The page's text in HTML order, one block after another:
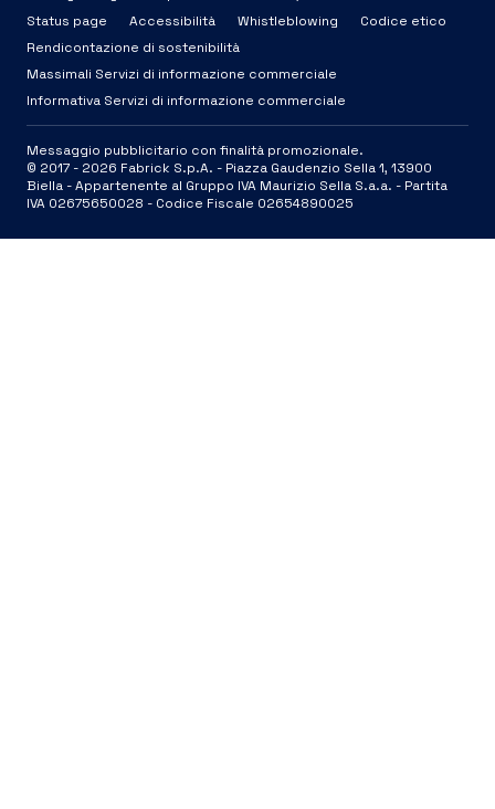
Status page
Accessibilità Whistleblowing
Codice etico
Rendicontazione di sostenibilità
Massimali Servizi di informazione commerciale
Informativa Servizi di informazione commerciale
Messaggio pubblicitario con finalità promozionale.
© 2017 - 2026 Fabrick S.p.A. - Piazza Gaudenzio Sella 1, 13900
Biella - Appartenente al Gruppo IVA Maurizio Sella S.a.a. - Partita
IVA 02675650028 - Codice Fiscale 02654890025